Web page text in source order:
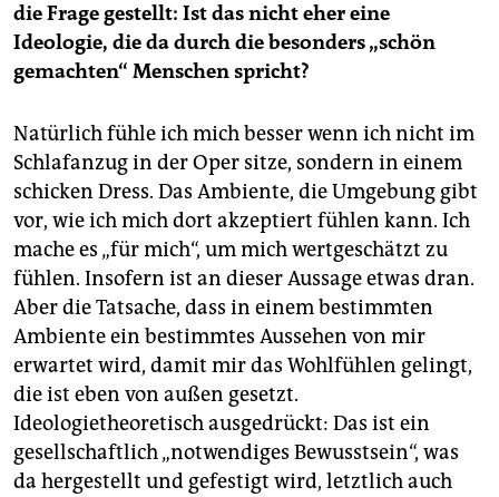
die Frage gestellt: Ist das nicht eher eine
Ideologie, die da durch die besonders „schön
gemachten“ Menschen spricht?
Natürlich fühle ich mich besser wenn ich nicht im
Schlafanzug in der Oper sitze, sondern in einem
schicken Dress. Das Ambiente, die Umgebung gibt
vor, wie ich mich dort akzeptiert fühlen kann. Ich
mache es „für mich“, um mich wertgeschätzt zu
fühlen. Insofern ist an dieser Aussage etwas dran.
Aber die Tatsache, dass in einem bestimmten
Ambiente ein bestimmtes Aussehen von mir
erwartet wird, damit mir das Wohlfühlen gelingt,
die ist eben von außen gesetzt.
Ideologietheoretisch ausgedrückt: Das ist ein
gesellschaftlich „notwendiges Bewusstsein“, was
da hergestellt und gefestigt wird, letztlich auch